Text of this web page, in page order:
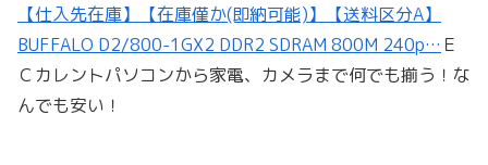
【仕入先在庫】【在庫僅か(即納可能)】【送料区分A】
BUFFALO D2/800-1GX2 DDR2 SDRAM 800M 240p… Ｅ
Ｃカレントパソコンから家電、カメラまで何でも揃う！な
んでも安い！